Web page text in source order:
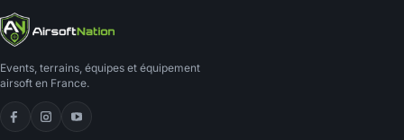
Events, terrains, équipes et équipement
airsoft en France.
Facebook
Instagram
YouTube